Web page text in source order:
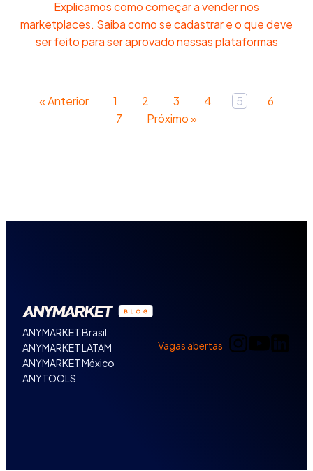
Explicamos como começar a vender nos
marketplaces. Saiba como se cadastrar e o que deve
ser feito para ser aprovado nessas plataformas
« Anterior 1 2 3 4 5
6
7
Próximo »
ANYMARKET Brasil
ANYMARKET LATAM
ANYMARKET México
ANYTOOLS
Vagas abertas